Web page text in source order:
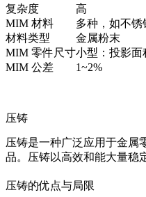
复杂度
高
MIM 材料
多种，如不
材料类型
金属粉末
MIM 零件尺寸小型：投影面
MIM 公差
1~2%
压铸
压铸是一种广泛应用于金属
品。压铸以高效和能大量稳
压铸的优点与局限